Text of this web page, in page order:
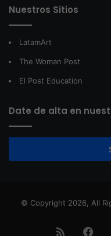
Nuestros Sitios
LatamArt
The Woman Post
El Post Education
Date de alta en
© Copyright 2026, All
RSS